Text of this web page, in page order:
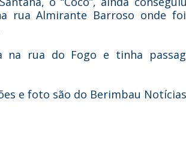
rua Almirante Barroso onde
na rua do Fogo e tinha
e foto são do Berimbau